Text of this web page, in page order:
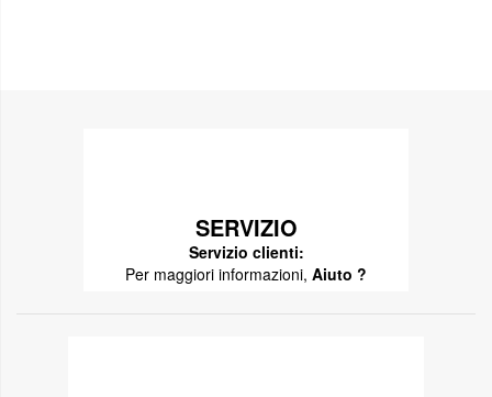
SERVIZIO
Servizio clienti:
Per maggiori informazioni, Aiuto ?